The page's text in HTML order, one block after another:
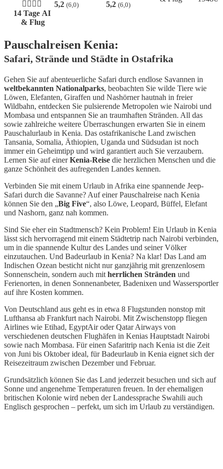
14 Tage AI
& Flug
5,2 (6,0) 5,2 (6,0)
Pauschalreisen Kenia:
Safari, Strände und Städte in Ostafrika
Gehen Sie auf abenteuerliche Safari durch endlose Savannen in
weltbekannten Nationalparks, beobachten Sie wilde Tiere wie
Löwen, Elefanten, Giraffen und Nashörner hautnah in freier
Wildbahn, entdecken Sie pulsierende Metropolen wie Nairobi und
Mombasa und entspannen Sie an traumhaften Stränden. All das
sowie zahlreiche weitere Überraschungen erwarten Sie in einem
Pauschalurlaub in Kenia. Das ostafrikanische Land zwischen
Tansania, Somalia, Äthiopien, Uganda und Südsudan ist noch
immer ein Geheimtipp und wird garantiert auch Sie verzaubern.
Lernen Sie auf einerKenia-Reise die herzlichen Menschen und die
ganze Schönheit des aufregenden Landes kennen.
Verbinden Sie mit einem Urlaub in Afrika eine spannende Jeep-
Safari durch die Savanne? Auf einer Pauschalreise nach Kenia
können Sie den „Big Five“, also Löwe, Leopard, Büffel, Elefant
und Nashorn, ganz nah kommen.
Sind Sie eher ein Stadtmensch? Kein Problem! Ein Urlaub in Kenia
lässt sich hervorragend mit einem Städtetrip nach Nairobi verbinden,
um in die spannende Kultur des Landes und seiner Völker
einzutauchen. Und Badeurlaub in Kenia? Na klar! Das Land am
Indischen Ozean besticht nicht nur ganzjährig mit grenzenlosem
Sonnenschein, sondern auch mit herrlichen Stränden und
Ferienorten, in denen Sonnenanbeter, Badenixen und Wassersportler
auf ihre Kosten kommen.
Von Deutschland aus geht es in etwa 8 Flugstunden nonstop mit
Lufthansa ab Frankfurt nach Nairobi. Mit Zwischenstopp fliegen
Airlines wie Etihad, EgyptAir oder Qatar Airways von
verschiedenen deutschen Flughäfen in Kenias Hauptstadt Nairobi
sowie nach Mombasa. Für einen Safaritrip nach Kenia ist die Zeit
von Juni bis Oktober ideal, für Badeurlaub in Kenia eignet sich der
Reisezeitraum zwischen Dezember und Februar.
Grundsätzlich können Sie das Land jederzeit besuchen und sich auf
Sonne und angenehme Temperaturen freuen. In der ehemaligen
britischen Kolonie wird neben der Landessprache Swahili auch
Englisch gesprochen – perfekt, um sich im Urlaub zu verständigen.